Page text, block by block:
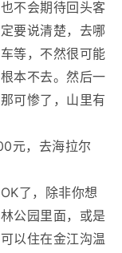
不会期待回头客
要说清楚，去哪
等，不然很可能
本不去。然后一
可惨了，山里有
元，去海拉尔
了，除非你想
公园里面，或是
以住在金江沟温